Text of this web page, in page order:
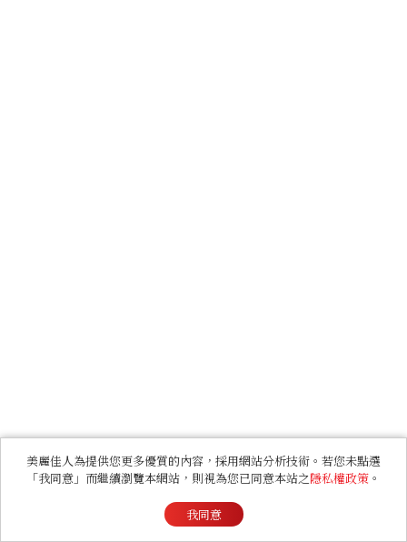
美麗佳人為提供您更多優質的內容，採用網站分析技術。若您未點選
「我同意」而繼續瀏覽本網站，則視為您已同意本站之隱私權政策 。
我同意